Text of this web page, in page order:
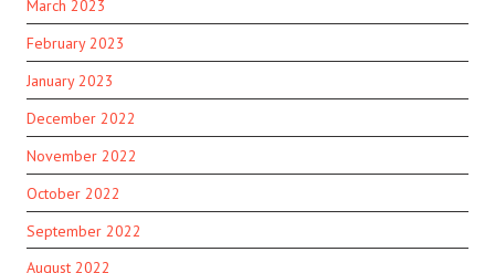
March 2023
February 2023
January 2023
December 2022
November 2022
October 2022
September 2022
August 2022